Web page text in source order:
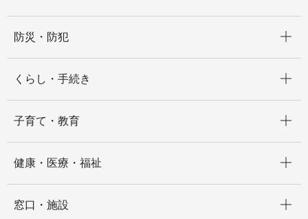
防災・防犯
くらし・手続き
子育て・教育
健康・医療・福祉
窓口・施設